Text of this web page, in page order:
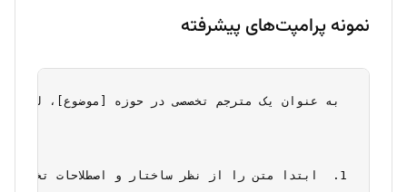
نمونه پرامپت‌های پیشرفته
به عنوان یک مترجم تخصصی در حوزه [موضوع]،
ابتدا متن را از نظر ساختار و اصطلاحات تخصصی